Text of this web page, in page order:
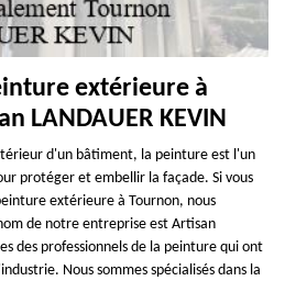
extérieure à
LANDAUER KEVIN
d'un bâtiment, la peinture est l'un
protéger et embellir la façade. Si vous
extérieure à Tournon, nous
de notre entreprise est Artisan
des professionnels de la peinture qui ont
Nous sommes spécialisés dans la